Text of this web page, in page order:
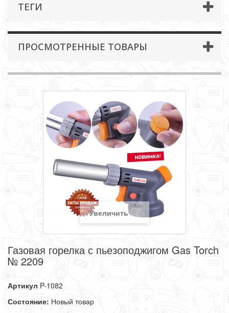
ТЕГИ
ПРОСМОТРЕННЫЕ ТОВАРЫ
Увеличить
Газовая горелка с пьезоподжигом Gas Torch
№ 2209
Артикул P-1082
Состояние: Новый товар